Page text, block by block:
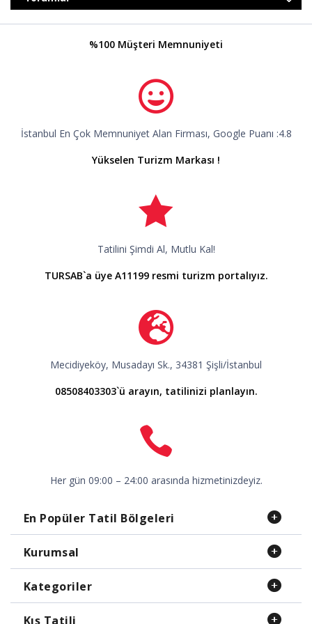
%100 Müşteri Memnuniyeti
İstanbul En Çok Memnuniyet Alan Firması, Google Puanı :4.8
Yükselen Turizm Markası !
Tatilini Şimdi Al, Mutlu Kal!
TURSAB`a üye A11199 resmi turizm portalıyız.
Mecidiyeköy, Musadayı Sk., 34381 Şişli/İstanbul
08508403303`ü arayın, tatilinizi planlayın.
Her gün 09:00 – 24:00 arasında hizmetinizdeyiz.
En Popüler Tatil Bölgeleri
Kurumsal
Kategoriler
Kış Tatili